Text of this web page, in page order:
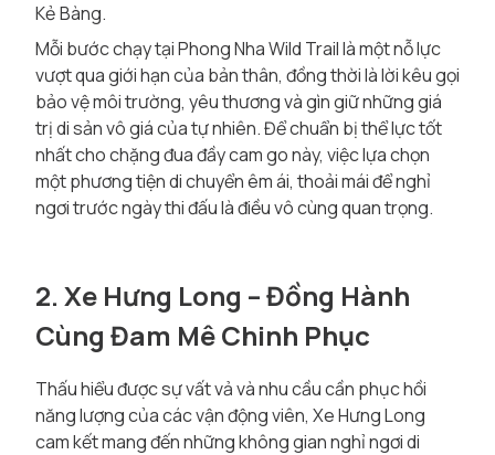
Kẻ Bàng.
Mỗi bước chạy tại Phong Nha Wild Trail là một nỗ lực
vượt qua giới hạn của bản thân, đồng thời là lời kêu gọi
bảo vệ môi trường, yêu thương và gìn giữ những giá
trị di sản vô giá của tự nhiên. Để chuẩn bị thể lực tốt
nhất cho chặng đua đầy cam go này, việc lựa chọn
một phương tiện di chuyển êm ái, thoải mái để nghỉ
ngơi trước ngày thi đấu là điều vô cùng quan trọng.
2. Xe Hưng Long – Đồng Hành
Cùng Đam Mê Chinh Phục
Thấu hiểu được sự vất vả và nhu cầu cần phục hồi
năng lượng của các vận động viên, Xe Hưng Long
cam kết mang đến những không gian nghỉ ngơi di